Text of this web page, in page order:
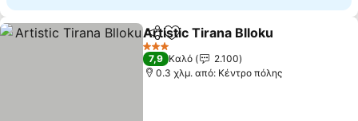
Κοινοποίηση
Προσθήκη στα αγαπημένα
Artistic Tirana Blloku
3 Αστέρια
7,9 Καλό
2.100
0.3 χλμ. από: Κέντρο πόλης